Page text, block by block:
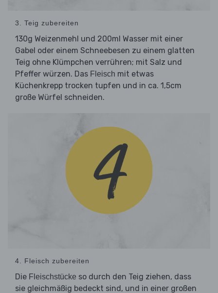
3. Teig zubereiten
130g Weizenmehl und 200ml Wasser mit einer
Gabel oder einem Schneebesen zu einem glatten
Teig ohne Klümpchen verrühren; mit Salz und
Pfeffer würzen. Das Fleisch mit etwas
Küchenkrepp trocken tupfen und in ca. 1,5cm
große Würfel schneiden.
4. Fleisch zubereiten
Die Fleischstücke so durch den Teig ziehen, dass
sie gleichmäßig bedeckt sind, und in einer großen